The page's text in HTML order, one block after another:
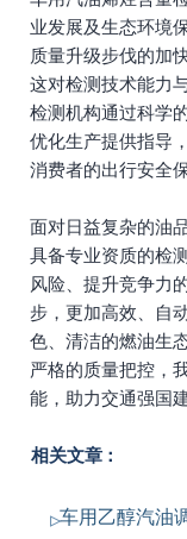
业发展及生态环境
质量升级步伐的加
这对检测技术能力
检测机构通过科学
优化生产提供指导
消费者的出行安全
面对日益复杂的油
具备专业资质的检
风险、提升竞争力
步，更加高效、自
色、清洁的燃油生
严格的质量把控，
能，助力交通强国
相关文章：
车用乙醇汽油